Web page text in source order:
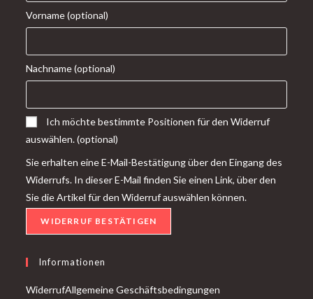
Vorname(optional)
Nachname(optional)
Ich möchte bestimmte Positionen für den Widerruf
auswählen.(optional)
Sie erhalten eine E-Mail-Bestätigung über den Eingang des
Widerrufs. In dieser E-Mail finden Sie einen Link, über den
Sie die Artikel für den Widerruf auswählen können.
WIDERRUF BESTÄTIGEN
Informationen
WiderrufAllgemeine Geschäftsbedingungen